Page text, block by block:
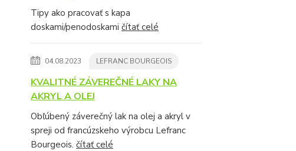
Tipy ako pracovať s kapa
doskami/penodoskami čítať celé
04.08.2023 LEFRANC BOURGEOIS
KVALITNÉ ZÁVEREČNÉ LAKY NA
AKRYL A OLEJ
Obľúbený záverečný lak na olej a akryl v
spreji od francúzskeho výrobcu Lefranc
Bourgeois. čítať celé